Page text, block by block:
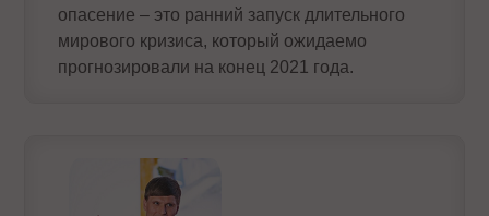
опасение – это ранний запуск длительного
мирового кризиса, который ожидаемо
прогнозировали на конец 2021 года.